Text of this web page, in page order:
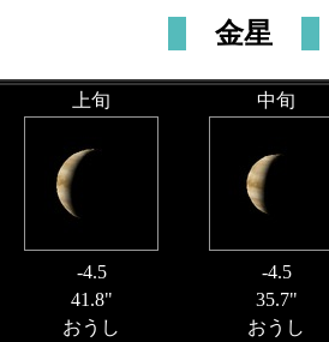
金星
上旬 中旬
-4.5
-4.5
41.8"
35.7"
おうし
おうし